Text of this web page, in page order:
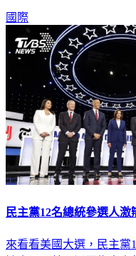
國際
民主黨12名總統參選人
來看看美國大選，民主黨